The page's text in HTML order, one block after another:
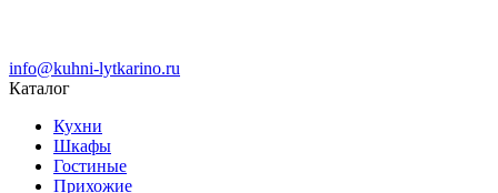
info@kuhni-lytkarino.ru
Каталог
Кухни
Шкафы
Гостиные
Прихожие